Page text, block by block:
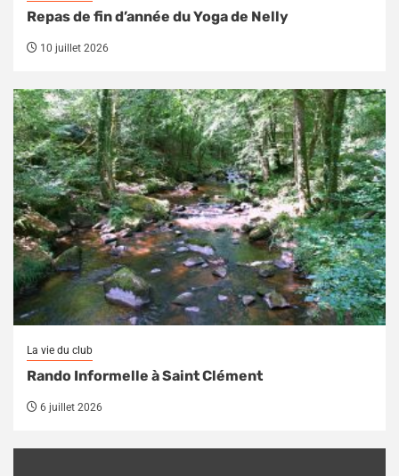
Repas de fin d’année du Yoga de Nelly
10 juillet 2026
La vie du club
Rando Informelle à Saint Clément
6 juillet 2026